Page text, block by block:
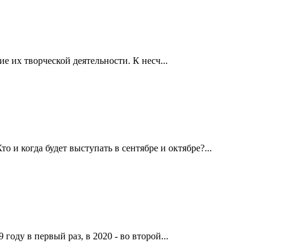
их творческой деятельности. К несч...
когда будет выступать в сентябре и октябре?...
в первый раз, в 2020 - во второй...